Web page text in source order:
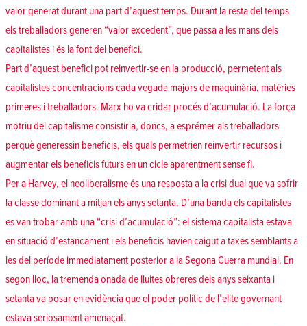
valor generat durant una part d’aquest temps. Durant la resta del temps
els treballadors generen “valor excedent”, que passa a les mans dels
capitalistes i és la font del benefici.
Part d’aquest benefici pot reinvertir-se en la producció, permetent als
capitalistes concentracions cada vegada majors de maquinària, matèries
primeres i treballadors. Marx ho va cridar procés d’acumulació. La força
motriu del capitalisme consistiria, doncs, a esprémer als treballadors
perquè generessin beneficis, els quals permetrien reinvertir recursos i
augmentar els beneficis futurs en un cicle aparentment sense fi.
Per a Harvey, el neoliberalisme és una resposta a la crisi dual que va sofrir
la classe dominant a mitjan els anys setanta. D’una banda els capitalistes
es van trobar amb una “crisi d’acumulació”: el sistema capitalista estava
en situació d’estancament i els beneficis havien caigut a taxes semblants a
les del període immediatament posterior a la Segona Guerra mundial. En
segon lloc, la tremenda onada de lluites obreres dels anys seixanta i
setanta va posar en evidència que el poder polític de l’elite governant
estava seriosament amenaçat.